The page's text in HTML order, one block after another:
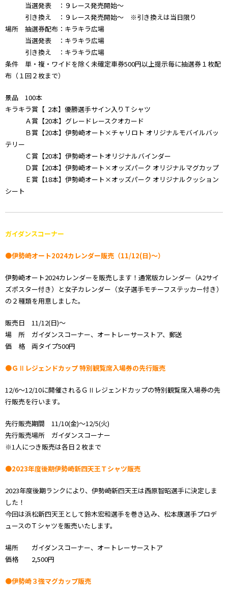
当選発表 ：９レース発売開始～
引き換え ：９レース発売開始～ ※引き換えは当日限り
場所 抽選券配布：キラキラ広場
当選発表 ：キラキラ広場
引き換え ：キラキラ広場
条件 単・複・ワイドを除く未確定車券500円以上提示毎に抽選券１枚配
布（１回２枚まで）
景品 100本
キラキラ賞【 2本】優勝選手サイン入りＴシャツ
Ａ賞【20本】グレードレースクオカード
Ｂ賞【20本】伊勢崎オート×チャリロト オリジナルモバイルバッ
テリー
Ｃ賞【20本】伊勢崎オートオリジナルバインダー
Ｄ賞【20本】伊勢崎オート×オッズパーク オリジナルマグカップ
Ｅ賞【18本】伊勢崎オート×オッズパーク オリジナルクッション
シート
ガイダンスコーナー
●伊勢崎オート2024カレンダー販売（11/12(日)～）
伊勢崎オート2024カレンダーを販売します！通常版カレンダー（A2サイ
ズポスター付き）と女子カレンダー（女子選手モチーフステッカー付き）
の２種類を用意しました。
販売日 11/12(日)～
場 所 ガイダンスコーナー、オートレーサーストア、郵送
価 格 両タイプ500円
●ＧⅡレジェンドカップ 特別観覧席入場券の先行販売
12/6～12/10に開催されるＧⅡレジェンドカップの特別観覧席入場券の先
行販売を行います。
先行販売期間 11/10(金)～12/5(火)
先行販売場所 ガイダンスコーナー
※1人につき販売は各日２枚まで
●2023年度後期伊勢崎新四天王Ｔシャツ販売
2023年度後期ランクにより、伊勢崎新四天王は西原智昭選手に決定しま
した！
今回は浜松新四天王として鈴木宏和選手を巻き込み、松本康選手プロデ
ュースのＴシャツを販売いたします。
場所 ガイダンスコーナー、オートレーサーストア
価格 2,500円
●伊勢崎３強マグカップ販売